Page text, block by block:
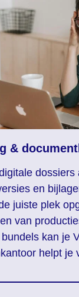
&
en
juiste plek
van
kan je
helpt je